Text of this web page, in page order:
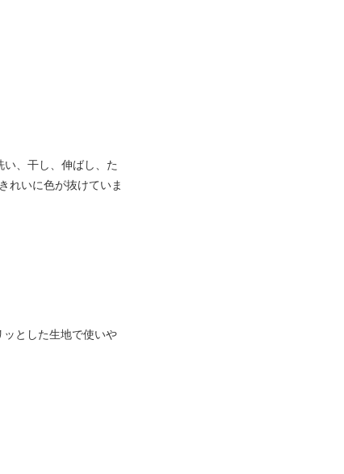
、干し、伸ばし、た
れいに色が抜けていま
とした生地で使いや